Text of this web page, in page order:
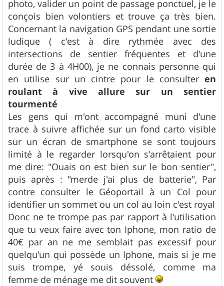
photo, valider un point de passage ponctuel, je le
conçois bien volontiers et trouve ça très bien.
Concernant la navigation GPS pendant une sortie
ludique ( c'est à dire rythmée avec des
intersections de sentier fréquentes et d'une
durée de 3 à 4H00), je ne connais personne qui
en utilise sur un cintre pour le consulter en
roulant à vive allure sur un sentier
tourmenté
Les gens qui m'ont accompagné muni d'une
trace à suivre affichée sur un fond carto visible
sur un écran de smartphone se sont toujours
limité à le regarder lorsqu'on s'arrêtaient pour
me dire: "Ouais on est bien sur le bon sentier",
puis après : "merde j'ai plus de batterie", Par
contre consulter le Géoportail à un Col pour
identifier un sommet ou un col au loin c'est royal
Donc ne te trompe pas par rapport à l'utilisation
que tu veux faire avec ton Iphone, mon ratio de
40€ par an ne me semblait pas excessif pour
quelqu'un qui possède un Iphone, mais si je me
suis trompe, yé souis déssolé, comme ma
femme de ménage me dit souvent